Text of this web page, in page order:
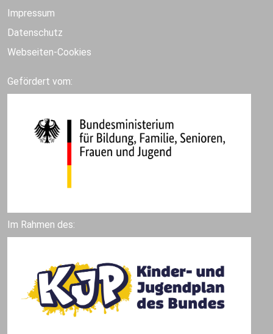
Impressum
Datenschutz
Webseiten-Cookies
Gefördert vom:
Im Rahmen des: